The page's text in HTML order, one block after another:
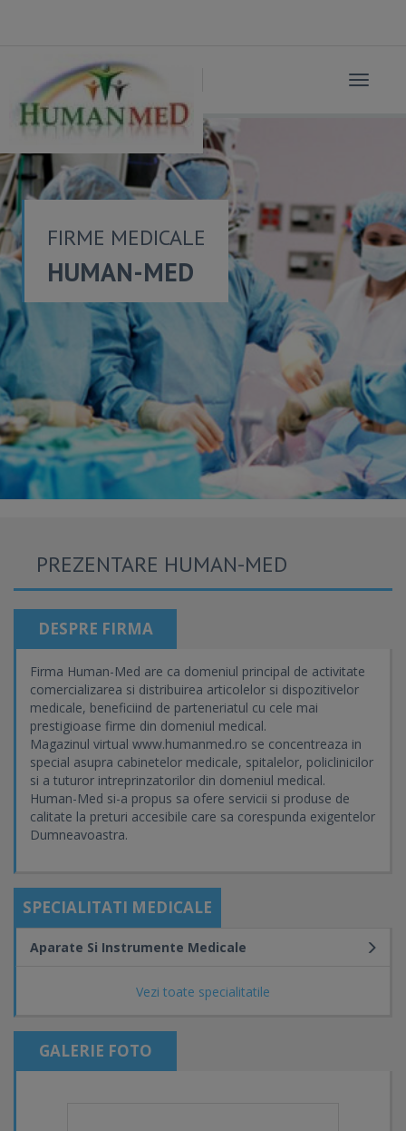
Toggle
FIRME MEDICALE
HUMAN-MED
PREZENTARE HUMAN-MED
DESPRE FIRMA
Firma Human-Med are ca domeniul principal de activitate
comercializarea si distribuirea articolelor si dispozitivelor
medicale, beneficiind de parteneriatul cu cele mai
prestigioase firme din domeniul medical.
Magazinul virtual www.humanmed.ro se concentreaza in
special asupra cabinetelor medicale, spitalelor, policlinicilor
si a tuturor intreprinzatorilor din domeniul medical.
Human-Med si-a propus sa ofere servicii si produse de
calitate la preturi accesibile care sa corespunda exigentelor
Dumneavoastra.
SPECIALITATI MEDICALE
Vezi toate specialitatile
Aparate Si Instrumente Medicale
GALERIE FOTO